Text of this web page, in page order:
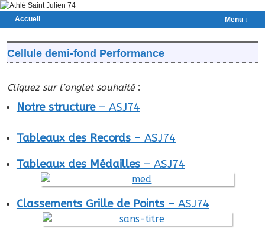
Accueil
Menu ↓
Cellule demi-fond Performance
Cliquez sur l’onglet souhaité:
Notre structure– ASJ74
Tableaux des Records– ASJ74
Tableaux des Médailles– ASJ74
Classements Grille de Points– ASJ74